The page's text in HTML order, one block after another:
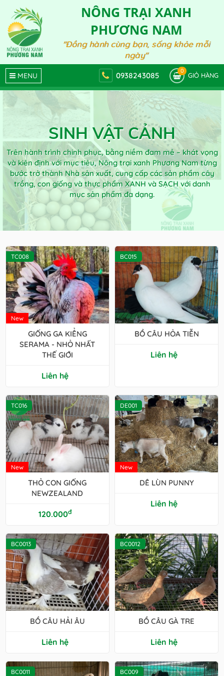
NÔNG TRẠI XANH
PHƯƠNG NAM
"Đồng hành cùng bạn, sống khỏe mỗi
ngày"
MENU 0938243085
0
GIỎ HÀNG
SINH VẬT CẢNH
Trên hành trình chinh phục, bằng niềm đam mê – khát vọng
và kiên định với mục tiêu, Nông trại xanh Phương Nam từng
bước trở thành Nhà sản xuất, cung cấp các sản phẩm cây
trồng, con giống và thực phẩm XANH và SẠCH với danh
mục sản phẩm đa dạng.
TC008
New
GIỐNG GA KIỂNG
SERAMA - NHỎ NHẤT
THẾ GIỚI
Liên hệ
BC015
BỒ CÂU HỎA TIỄN
Liên hệ
TC016
New
THỎ CON GIỐNG
NEWZEALAND
120.000đ
DE001
New
DÊ LÙN PUNNY
Liên hệ
BC0013
BỒ CÂU HẢI ÂU
Liên hệ
BC0012
BỒ CÂU GÀ TRE
Liên hệ
BC0011 BC009